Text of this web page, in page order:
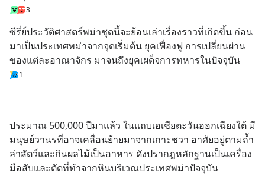
3
ซีรี่ย์ประวัติศาสตร์พม่าชุดนี้จะย้อนเล่าเรื่องราวที่เกิดขึ้น ก่อน
มาเป็นประเทศพม่าจากจุดเริ่มต้น ยุคเฟื่องฟู การเปลี่ยนผ่าน
ของแต่ละอาณาจักร มาจนถึงยุคเผด็จการทหารในปัจจุบัน
1
ประมาณ 500,000 ปีมาแล้ว ในแถบเอเชียตะวันออกเฉียงใต้ มี
มนุษย์วานรที่อาจเคลื่อนย้ายมาจากเกาะชวา อาศัยอยู่ตามถ้ำ
ล่าสัตว์และกินผลไม้เป็นอาหาร ดังปรากฎหลักฐานเป็นเครื่อง
มือสับและตัดที่ทำจากหินบริเวณประเทศพม่าปัจจุบัน